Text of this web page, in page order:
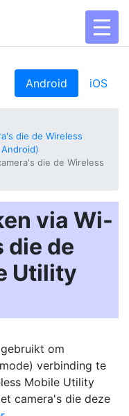
Android iOS
die de Wireless
die de Wireless
via Wi-
die de
Utility
om
verbinding te
Mobile Utility
camera's die deze